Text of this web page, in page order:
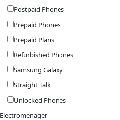
Postpaid Phones
Prepaid Phones
Prepaid Plans
Refurbished Phones
Samsung Galaxy
Straight Talk
Unlocked Phones
Electromenager